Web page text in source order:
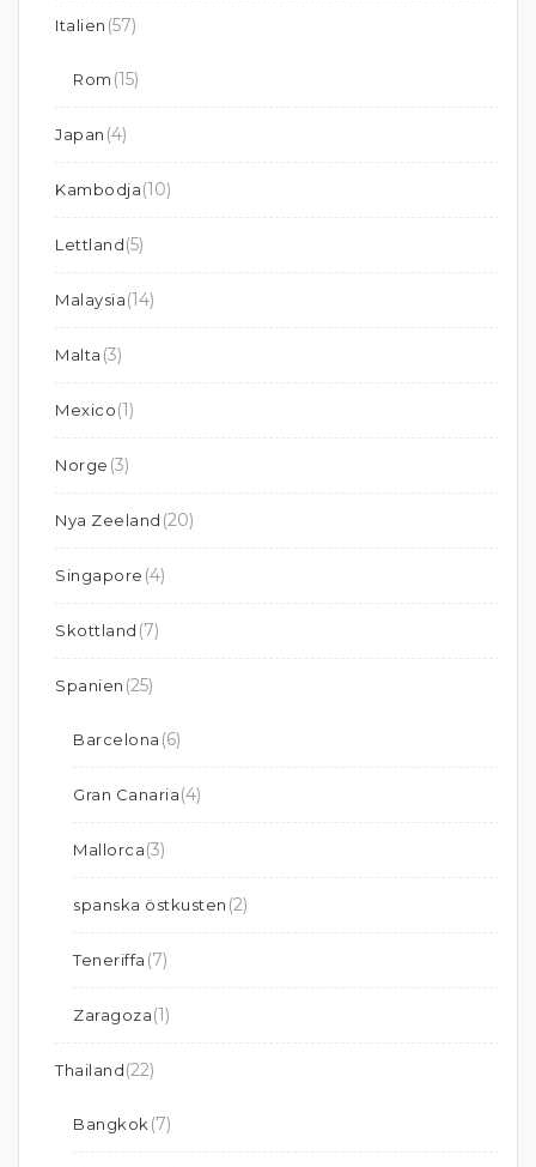
Italien (57)
Rom (15)
Japan (4)
Kambodja(10)
Lettland(5)
Malaysia(14)
Malta (3)
Mexico(1)
Norge (3)
Nya Zeeland (20)
Singapore (4)
Skottland (7)
Spanien (25)
Barcelona (6)
Gran Canaria(4)
Mallorca(3)
spanska östkusten (2)
Teneriffa (7)
Zaragoza(1)
Thailand(22)
Bangkok (7)